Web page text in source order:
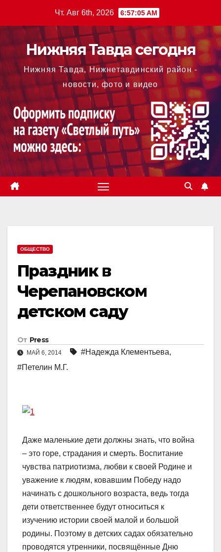
содержимому
Чт. Авг 6th, 2026 6:57:06 AM
Нижняя Тавда сегодня
Нижняя Тавда, Нижнетавдинский район -
новости, фото и видео
ОБЩЕСТВО
Праздник в
Черепановском
детском саду
От Press
МАЙ 6, 2014 #Надежда Клементьева,
#Петелин М.Г.
Даже маленькие дети должны знать, что война
– это горе, страдания и смерть. Воспитание
чувства патриотизма, любви к своей Родине и
уважение к людям, ковавшим Победу надо
начинать с дошкольного возраста, ведь тогда
дети ответственнее будут относиться к
изучению истории своей малой и большой
родины. Поэтому в детских садах обязательно
проводятся утренники, посвящённые Дню